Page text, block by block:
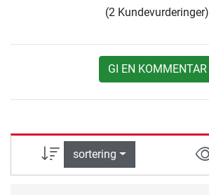
(2 Kundevurderinger)
GI EN KOMMENTAR
sortering